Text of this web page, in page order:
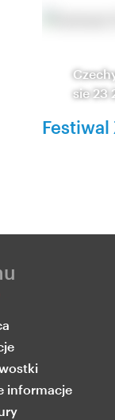
sie 23
Festiwal
informacje